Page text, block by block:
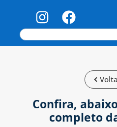
Confira,
completo